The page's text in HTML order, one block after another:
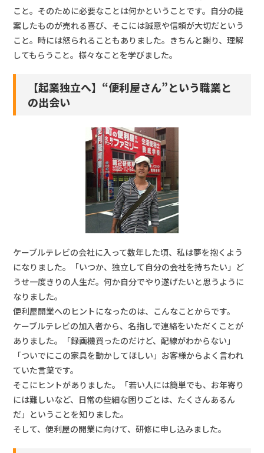
こと。そのために必要なことは何かということです。自分の提
案したものが売れる喜び、そこには誠意や信頼が大切だという
こと。時には怒られることもありました。きちんと謝り、理解
してもらうこと。様々なことを学びました。
【起業独立へ】“便利屋さん”という職業と
の出会い
ケーブルテレビの会社に入って数年した頃、私は夢を抱くよう
になりました。「いつか、独立して自分の会社を持ちたい」ど
うせ一度きりの人生だ。何か自分でやり遂げたいと思うように
なりました。
便利屋開業へのヒントになったのは、こんなことからです。
ケーブルテレビの加入者から、名指しで連絡をいただくことが
ありました。「録画機買ったのだけど、配線がわからない」
「ついでにこの家具を動かしてほしい」お客様からよく言われ
ていた言葉です。
そこにヒントがありました。「若い人には簡単でも、お年寄り
には難しいなど、日常の些細な困りごとは、たくさんあるん
だ」ということを知りました。
そして、便利屋の開業に向けて、研修に申し込みました。